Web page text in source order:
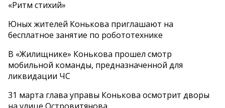
«Ритм стихий»
Юных жителей Конькова приглашают на
бесплатное занятие по робототехнике
В «Жилищнике» Конькова прошел смотр
мобильной команды, предназначенной для
ликвидации ЧС
31 марта глава управы Конькова осмотрит дворы